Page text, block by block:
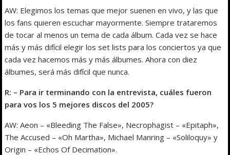
AW: Elegimos los temas que mejor suenen en vivo, y las que
los fans quieren escuchar mayormente. Siempre trataremos
de tocar al menos un tema de cada álbum. Cada vez se hace
más y más difícil elegir los set lists para los conciertos ya que
cada vez hacemos más y más álbumes. Ahora con diez
álbumes, será más difícil que nunca.
R: – Para ir terminando con la entrevista, cuáles fueron
para vos los 5 mejores discos del 2005?
AW: Aeon – «Bleeding The False», Necrophagist – «Epitaph»,
The Accused – «Oh Martha», Michael Manring – «Soliloquy» y
Origin – «Echos Of Decimation».